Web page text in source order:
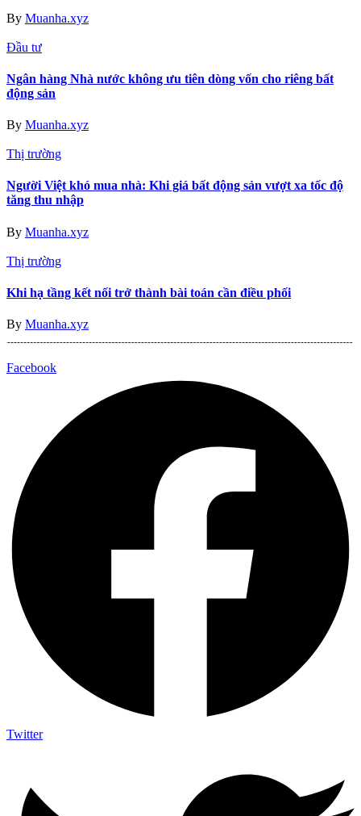
By Muanha.xyz
Đầu tư
Ngân hàng Nhà nước không ưu tiên dòng vốn cho riêng bất
động sản
By Muanha.xyz
Thị trường
Người Việt khó mua nhà: Khi giá bất động sản vượt xa tốc độ
tăng thu nhập
By Muanha.xyz
Thị trường
Khi hạ tầng kết nối trở thành bài toán cần điều phối
By Muanha.xyz
Facebook
Twitter